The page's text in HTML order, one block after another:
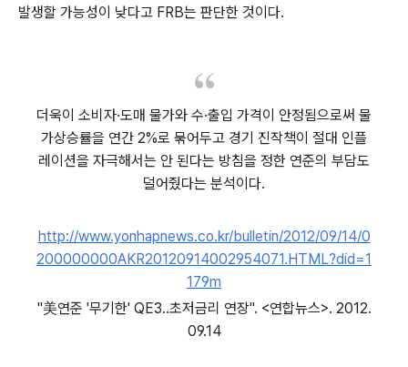
발생할 가능성이 낮다고 FRB는 판단한 것이다.
더욱이 소비자·도매 물가와 수·출입 가격이 안정됨으로써 물
가상승률을 연간 2%로 묶어두고 경기 진작책이 절대 인플
레이션을 자극해서는 안 된다는 방침을 정한 연준의 부담도
덜어줬다는 분석이다.
http://www.yonhapnews.co.kr/bulletin/2012/09/14/0
200000000AKR20120914002954071.HTML?did=1
179m
"美연준 '무기한' QE3..초저금리 연장". <연합뉴스>. 2012.
09.14